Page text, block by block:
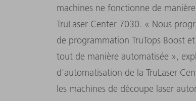
machines ne fonctionne de
TruLaser Center 7030. « Nous
de programmation TruTops Boost
tout de manière automatisée »,
d'automatisation de la TruLaser
les machines de découpe laser